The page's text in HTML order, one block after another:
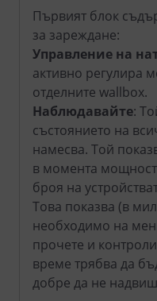
Първият блок
за зареждане:
Управление на
активно регулира
отделните wallbox.
Наблюдавайте:
състоянието на
намесва. Той
в момента
броя на
Това показва (в
необходимо на
прочете и
време трябва да
добре да не